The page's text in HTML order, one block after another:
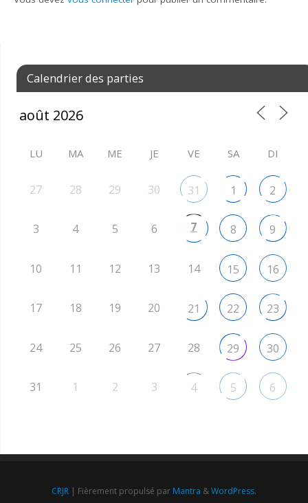
Calendrier des parties
LU MA ME JE VE SA DI
27 28 29 30 31 1 2
3 4 5 6 7 8 9
10 11 12 13 14 15 16
17 18 19 20 21 22 23
24 25 26 27 28 29 30
31 1 2 3 4 5 6
CRJR | Fièrement propulsé par Mantra &WordPress.